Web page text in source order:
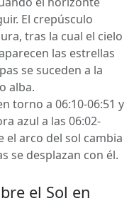
El crepúsculo
tras la cual el cielo
las estrellas
se suceden a la
alba.
torno a 06:10-06:51 y
azul a las 06:02-
el arco del sol cambia
se desplazan con él.
el Sol en